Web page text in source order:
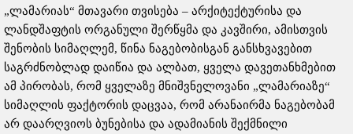
„ლამარიას“ მთავარი თვისება – არქიტექტურისა და
ლანდშაფტის ორგანული შერწყმა და კავშირი, ამისთვის
შენობის სიმაღლემ, წინა ნაგებობისგან განსხვავებით
საგრძნობლად დაიწია და ალბათ, ყველა დავეთანხმებით
ამ პირობას, რომ ყველაზე მნიშვნელოვანი „ლამარიაზე“
სიმაღლის ფაქტორის დაცვაა, რომ არანაირმა ნაგებობამ
არ დაარღვიოს ბუნებისა და ადამიანის შექმნილი